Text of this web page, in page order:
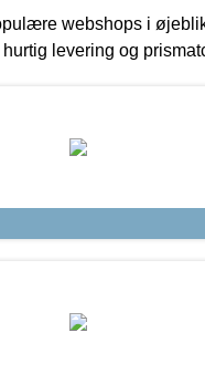
webshops i
levering og